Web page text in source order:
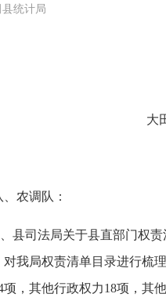
统计局
大
农调队：
县司法局关于县直部门权
我局权责清单目录进行梳
项，其他行政权力18项，其